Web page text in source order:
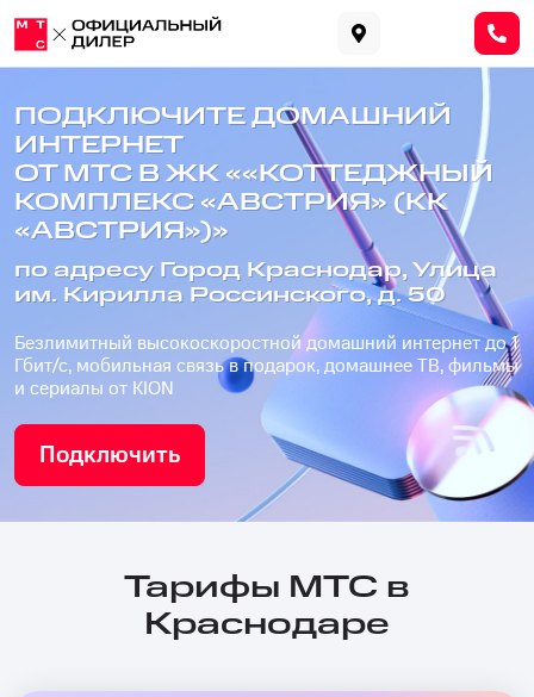
ПОДКЛЮЧИТЕ ДОМАШНИЙ
ИНТЕРНЕТ
ОТ МТС В ЖК ««КОТТЕДЖНЫЙ
КОМПЛЕКС «АВСТРИЯ» (КК
«АВСТРИЯ»)»
по адресу Город Краснодар, Улица
им. Кирилла Россинского, д. 50
Безлимитный высокоскоростной домашний интернет до 1
Гбит/с, мобильная связь в подарок, домашнее ТВ, фильмы
и сериалы от KION
Подключить
Тарифы МТС в
Краснодаре